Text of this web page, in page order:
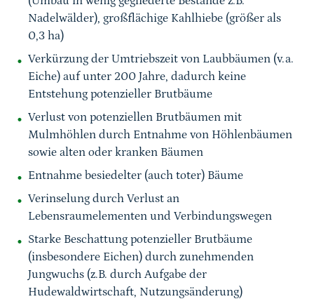
Nadelwälder), großflächige Kahlhiebe (größer als
0,3 ha)
Verkürzung der Umtriebszeit von Laubbäumen (v.a.
Eiche) auf unter 200 Jahre, dadurch keine
Entstehung potenzieller Brutbäume
Verlust von potenziellen Brutbäumen mit
Mulmhöhlen durch Entnahme von Höhlenbäumen
sowie alten oder kranken Bäumen
Entnahme besiedelter (auch toter) Bäume
Verinselung durch Verlust an
Lebensraumelementen und Verbindungswegen
Starke Beschattung potenzieller Brutbäume
(insbesondere Eichen) durch zunehmenden
Jungwuchs (z.B. durch Aufgabe der
Hudewaldwirtschaft, Nutzungsänderung)